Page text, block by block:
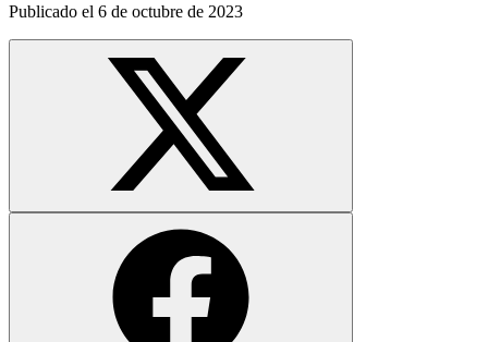
Publicado el 6 de octubre de 2023